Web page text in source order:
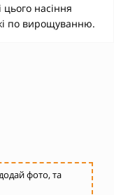
цього насіння
по вирощуванню.
фото, та